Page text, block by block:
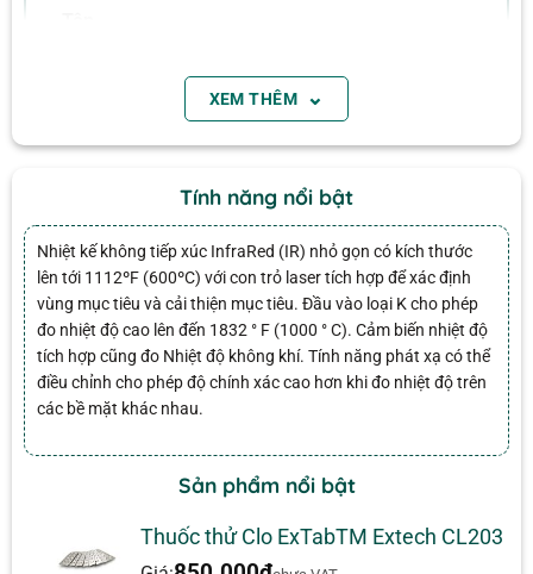
Extech IR267
Tính năng, đặc điểm:
-58 đến 1112 ° F (-50 đến 600 ° C) Nhiệt độ hồng
ngoại
-58 đến 1832 ° F (-50 đến 1000 ° C) Nhiệt độ loại
K
± 2% số đọc hoặc độ chính xác ± 4 ° F / 2 ° C
Độ phát xạ 0,05 đến 1,00 (có thể điều chỉnh)
Tự động giữ dữ liệu khi kích hoạt phát hành
Tự động tắt 10 giây sau khi phát hành kích hoạt
Đánh giá
XEM THÊM ⌄
Tính năng nổi bật
Nhiệt kế không tiếp xúc InfraRed (IR) nhỏ gọn có kích thước
lên tới 1112ºF (600ºC) với con trỏ laser tích hợp để xác định
vùng mục tiêu và cải thiện mục tiêu. Đầu vào loại K cho phép
đo nhiệt độ cao lên đến 1832 ° F (1000 ° C). Cảm biến nhiệt độ
tích hợp cũng đo Nhiệt độ không khí. Tính năng phát xạ có thể
điều chỉnh cho phép độ chính xác cao hơn khi đo nhiệt độ trên
các bề mặt khác nhau.
Sản phẩm nổi bật
Thuốc thử Clo ExTabTM Extech CL203